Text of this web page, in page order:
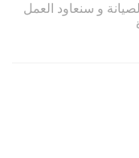
و سنعاود العمل